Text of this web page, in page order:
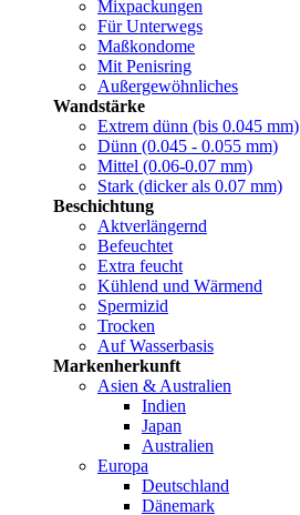
Mixpackungen
Für Unterwegs
Maßkondome
Mit Penisring
Außergewöhnliches
Wandstärke
Extrem dünn (bis 0.045 mm)
Dünn (0.045 - 0.055 mm)
Mittel (0.06-0.07 mm)
Stark (dicker als 0.07 mm)
Beschichtung
Aktverlängernd
Befeuchtet
Extra feucht
Kühlend und Wärmend
Spermizid
Trocken
Auf Wasserbasis
Markenherkunft
Asien & Australien
Indien
Japan
Australien
Europa
Deutschland
Dänemark